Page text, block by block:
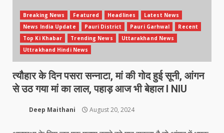
Breaking News Featured Headlines
Latest News
News India Update
Pauri District Pauri Garhwal
Recent
Top Ki Khabar
Trending News
Uttarakhand News
Uttrakhand Hindi News
त्यौहार के दिन पसरा सन्नाटा, मां की गोद हुई सूनी, आंगन
से उठ गया मां का लाल, पहाड़ आज भी बेहाल l NIU
Deep Maithani August 20, 2024